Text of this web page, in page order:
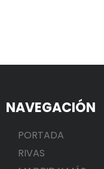
NAVEGACIÓN
PORTADA
RIVAS